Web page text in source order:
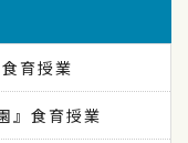
育授業
』食育授業